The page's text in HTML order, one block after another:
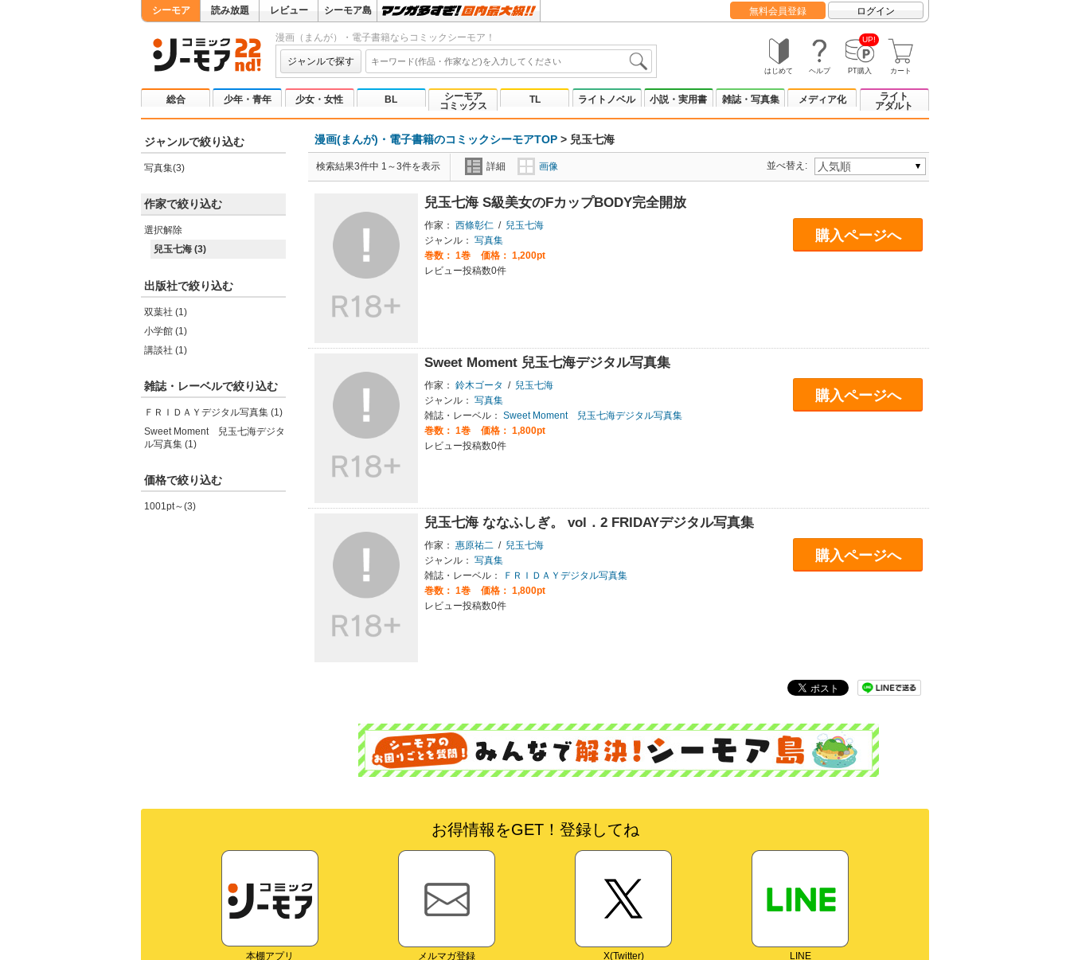
シーモア 読み放題 レビュー シーモア島 無料会員登録 ログイン
漫画（まんが）・電子書籍ならコミックシーモア！
ジャンルで探す
はじめて ヘルプ
UP!
PT購入 カート
総合 少年・青年 少女・女性 BL
シーモア
コミックス
TL ライトノベル 小説・実用書 雑誌・写真集 メディア化
ライト
アダルト
ジャンルで絞り込む
写真集(3)
作家で絞り込む
選択解除
兒玉七海 (3)
出版社で絞り込む
双葉社 (1)
小学館 (1)
講談社 (1)
雑誌・レーベルで絞り込む
ＦＲＩＤＡＹデジタル写真集 (1)
Sweet Moment 兒玉七海デジタ
ル写真集 (1)
価格で絞り込む
1001pt～(3)
漫画(まんが)・電子書籍のコミックシーモアTOP > 兒玉七海
検索結果3件中 1～3件を表示 詳細 画像 並べ替え:
兒玉七海 S級美女のFカップBODY完全開放
作家： 西條彰仁 / 兒玉七海
ジャンル： 写真集
巻数： 1巻
価格： 1,200pt
レビュー投稿数0件
購入ページへ
Sweet Moment 兒玉七海デジタル写真集
作家： 鈴木ゴータ / 兒玉七海
ジャンル： 写真集
雑誌・レーベル： Sweet Moment 兒玉七海デジタル写真集
巻数： 1巻
価格： 1,800pt
レビュー投稿数0件
購入ページへ
兒玉七海 ななふしぎ。 vol．2 FRIDAYデジタル写真集
作家： 惠原祐二 / 兒玉七海
ジャンル： 写真集
雑誌・レーベル：
ＦＲＩＤＡＹデジタル写真集
巻数： 1巻
価格： 1,800pt
レビュー投稿数0件
購入ページへ
お得情報をGET！登録してね
本棚アプリ メルマガ登録 X(Twitter) LINE